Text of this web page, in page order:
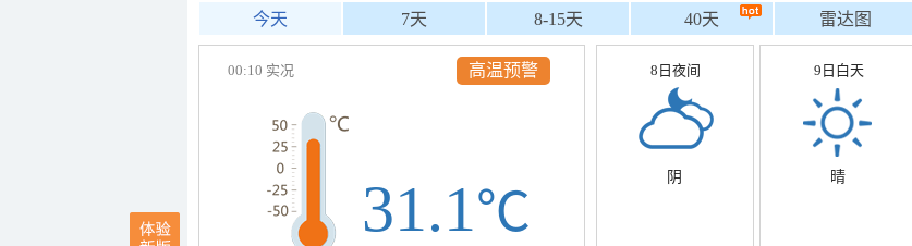
今天 7天 8-15天 40天 雷达图
00:10 实况
31.1℃
高温预警 8日夜间
阴
9日白天
晴